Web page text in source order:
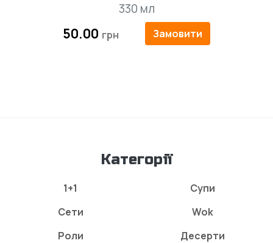
330 мл
50.00 Замовити
Категорії
1+1
Сети
Роли
Супи
Wok
Десерти